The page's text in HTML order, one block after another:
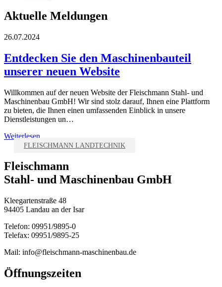
Aktuelle Meldungen
26.07.2024
Entdecken Sie den Maschinenbauteil
unserer neuen Website
Willkommen auf der neuen Website der Fleischmann Stahl- und
Maschinenbau GmbH! Wir sind stolz darauf, Ihnen eine Plattform
zu bieten, die Ihnen einen umfassenden Einblick in unsere
Dienstleistungen un…
Weiterlesen
FLEISCHMANN LANDTECHNIK
Fleischmann
Stahl- und Maschinenbau GmbH
Kleegartenstraße 48
94405 Landau an der Isar
Telefon: 09951/9895-0
Telefax: 09951/9895-25
Mail: info@fleischmann-maschinenbau.de
Öffnungszeiten